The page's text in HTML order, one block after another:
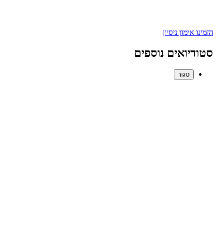
הזמינו אימון ניסיון
סטודיואים נוספים
סגור